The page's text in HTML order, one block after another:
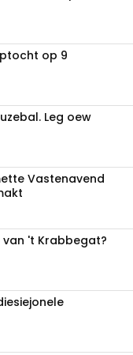
op 9
Leg oew
Vastenavend
't Krabbegat?